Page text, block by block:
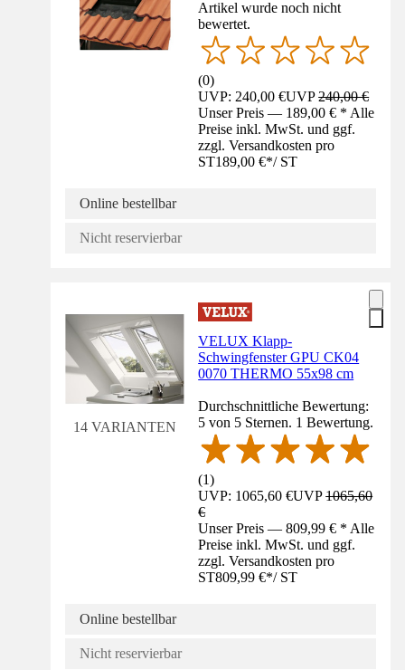
Artikel wurde noch nicht
bewertet.
(0)
UVP: 240,00 €UVP240,00 €
Unser Preis — 189,00 € * Alle
Preise inkl. MwSt. und ggf.
zzgl. Versandkosten pro
ST189,00 €*/ ST
Online bestellbar
Nicht reservierbar
14 VARIANTEN
VELUX Klapp-
Schwingfenster GPU CK04
0070 THERMO 55x98 cm
Durchschnittliche Bewertung:
5 von 5 Sternen. 1 Bewertung.
(1)
UVP: 1065,60 €UVP1065,60
€
Unser Preis — 809,99 € * Alle
Preise inkl. MwSt. und ggf.
zzgl. Versandkosten pro
ST809,99 €*/ ST
Online bestellbar
Nicht reservierbar